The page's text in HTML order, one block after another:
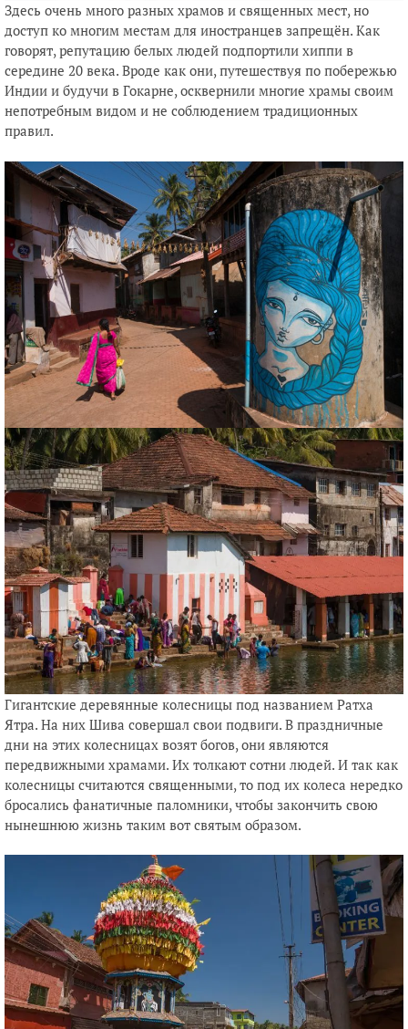
Здесь очень много разных храмов и священных мест, но
доступ ко многим местам для иностранцев запрещён. Как
говорят, репутацию белых людей подпортили хиппи в
середине 20 века. Вроде как они, путешествуя по побережью
Индии и будучи в Гокарне, осквернили многие храмы своим
непотребным видом и не соблюдением традиционных
правил.
Гигантские деревянные колесницы под названием Ратха
Ятра. На них Шива совершал свои подвиги. В праздничные
дни на этих колесницах возят богов, они являются
передвижными храмами. Их толкают сотни людей. И так как
колесницы считаются священными, то под их колеса нередко
бросались фанатичные паломники, чтобы закончить свою
нынешнюю жизнь таким вот святым образом.